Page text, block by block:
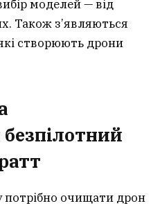
моделей — від
Також з’являються
створюють дрони
потрібно очищати дрон